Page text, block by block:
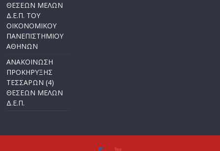
ΘΕΣΕΩΝ ΜΕΛΩΝ
Δ.Ε.Π. ΤΟΥ
ΟΙΚΟΝΟΜΙΚΟΥ
ΠΑΝΕΠΙΣΤΗΜΙΟΥ
ΑΘΗΝΩΝ
ΑΝΑΚΟΙΝΩΣΗ
ΠΡΟΚΗΡΥΞΗΣ
ΤΕΣΣΑΡΩΝ (4)
ΘΕΣΕΩΝ ΜΕΛΩΝ
Δ.Ε.Π.